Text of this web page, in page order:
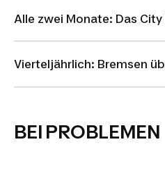
Alle zwei Monate: Das
Vierteljährlich: Bremsen
BEI PROBLEMEN